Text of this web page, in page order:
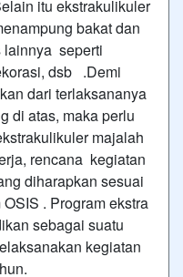
itu ekstrakulikuler
bakat dan
lainnya seperti
dsb .Demi
dari terlaksananya
di atas, maka perlu
majalah
rencana kegiatan
diharapkan sesuai
. Program ekstra
sebagai suatu
kegiatan